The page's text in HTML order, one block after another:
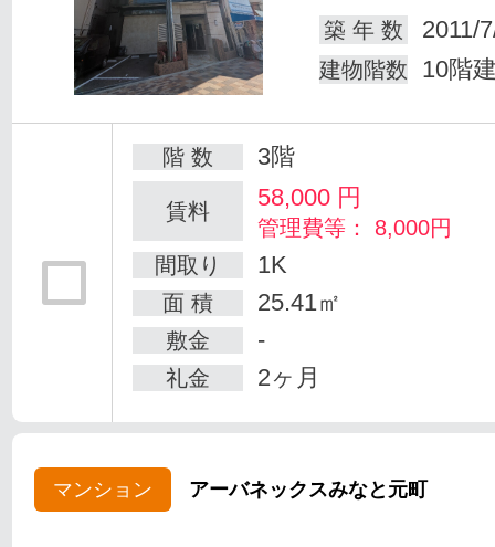
築 年 数
2011/
建物階数 10階
階 数 3階
賃料 58,000 円
管理費等： 8,000円
間取り
1K
面 積 25.41㎡
敷金 -
礼金 2ヶ月
マンション アーバネックスみなと元町